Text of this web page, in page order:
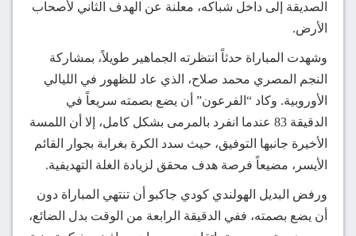
الصديقة إلى داخل شباكه، معلنة عن الهدف الثاني لأصحاب
الأرض.
وشهدت المباراة حدثاً انتظرته الجماهير طويلاً، بمشاركة
النجم المصري محمد صلاح، الذي عاد للظهور في الليالي
الأوروبية. وكاد “الفرعون” أن يضع بصمته سريعاً في
الدقيقة 83 عندما انفرد بالمرمى بشكل كامل، إلا أن اللمسة
الأخيرة جانبها التوفيق، حيث سدد الكرة بغرابة بجوار القائم
الأيسر، مضيعاً فرصة هدف محقق لزيادة الغلة التهديفية.
ورفض البديل الهولندي كودي جاكبو أن تنتهي المباراة دون
أن يضع بصمته، ففي الدقيقة الرابعة من الوقت بدل الضائع،